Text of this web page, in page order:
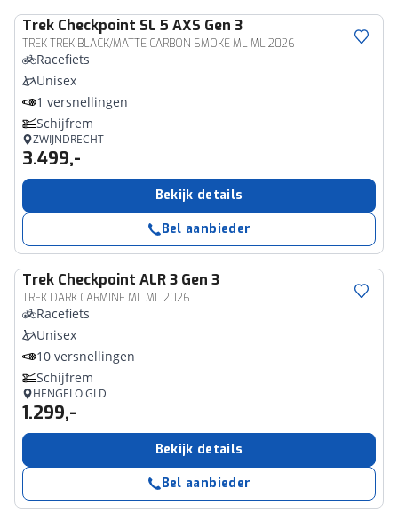
Trek Checkpoint SL 5 AXS Gen 3
TREK TREK BLACK/MATTE CARBON SMOKE ML ML 2026
Racefiets
Unisex
1 versnellingen
Schijfrem
ZWIJNDRECHT
3.499,-
Bekijk details
Bel aanbieder
Trek Checkpoint ALR 3 Gen 3
TREK DARK CARMINE ML ML 2026
Racefiets
Unisex
10 versnellingen
Schijfrem
HENGELO GLD
1.299,-
Bekijk details
Bel aanbieder